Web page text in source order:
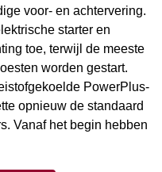
voor- en achtervering.
starter en
toe, terwijl de meeste
worden gestart.
PowerPlus-
opnieuw de standaard
Vanaf het begin hebben